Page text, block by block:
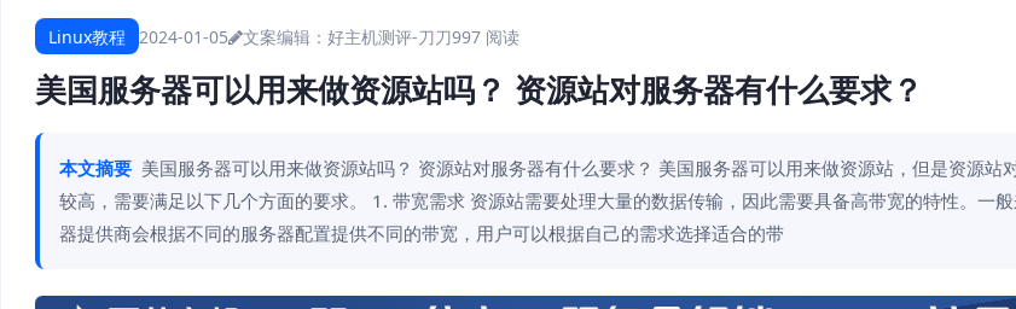
Linux教程 2024-01-05 文案编辑：好主机测评-刀刀997 阅读
美国服务器可以用来做资源站吗？ 资源站对服务器有什么要求？
本文摘要 美国服务器可以用来做资源站吗？ 资源站对服务器有什么要求？ 美国服务器可以用来做资源站，但是资源站
较高，需要满足以下几个方面的要求。 1. 带宽需求 资源站需要处理大量的数据传输，因此需要具备高带宽的特性。一
器提供商会根据不同的服务器配置提供不同的带宽，用户可以根据自己的需求选择适合的带